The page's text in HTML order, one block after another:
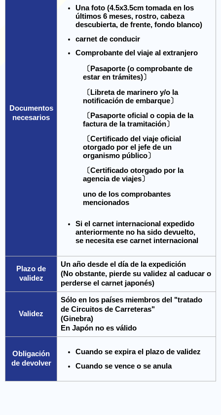
Documentos
necesarios
Una foto (4.5x3.5cmtomada en los
últimos 6 meses, rostro, cabeza
descubierta, de frente, fondo blanco)
carnet de conducir
Comprobante del viaje al extranjero
〔Pasaporte (o comprobante de
estar en trámites)〕
〔Libreta de marinero y/o la
notificación de embarque〕
〔Pasaporte oficial o copia de la
factura de la tramitación〕
〔Certificado del viaje oficial
otorgado por el jefe de un
organismo público〕
〔Certificado otorgado por la
agencia de viajes〕
uno de los comprobantes
mencionados
Si el carnet internacional expedido
anteriormente no ha sido devuelto,
se necesita ese carnet internacional
Plazo de
validez
Un año desde el día de la expedición
(No obstante, pierde su validez al caducar o
perderse el carnet japonés)
Validez
Sólo en los países miembros del "tratado
de Circuitos de Carreteras"
(Ginebra)
En Japón no es válido
Obligación
de devolver
Cuando se expira el plazo de validez
Cuando se vence o se anula